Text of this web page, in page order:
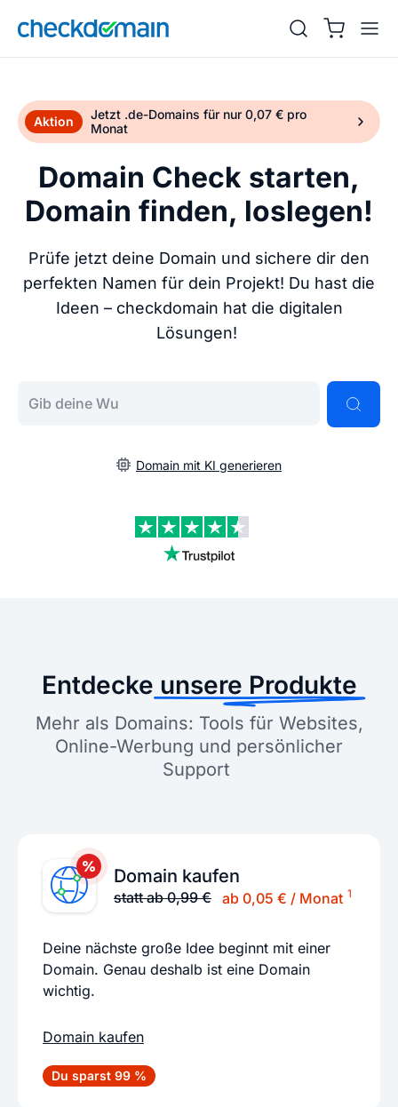
Aktion
Jetzt .de-Domains für nur 0,07 € pro
Monat
Domain Check starten,
Domain finden, loslegen!
Prüfe jetzt deine Domain und sichere dir den
perfekten Namen für dein Projekt! Du hast die
Ideen – checkdomain hat die digitalen
Lösungen!
Domain mit KI generieren
Entdecke unsere Produkte
Mehr als Domains: Tools für Websites,
Online-Werbung und persönlicher
Support
Domain kaufen
statt ab 0,99 € ab 0,05 € / Monat 1
Deine nächste große Idee beginnt mit einer
Domain. Genau deshalb ist eine Domain
wichtig.
Domain kaufen
Du sparst 99 %